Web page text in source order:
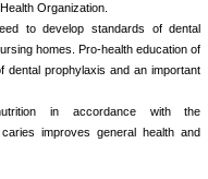
Organization.
to develop standards of dental
homes. Pro-health education of
prophylaxis and an important
in accordance with the
improves general health and